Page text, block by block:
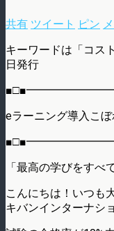
共有 ツイート ピン
キーワードは「コス
日発行
eラーニング導入こ
「最高の学びをすべ
こんにちは！いつも
キバンインターナシ